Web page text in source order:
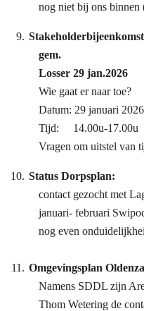
nog niet bij ons binnen
gem.
Losser 29 jan.2026
Wie gaat er naar toe?
Datum: 29 januari 2026
Tijd: 14.00u-17.00u
Vragen om uitstel van
Status Dorpsplan:
contact gezocht met
januari- februari
nog even
Omgevingsplan
Namens SDDL zijn
Thom Wetering de